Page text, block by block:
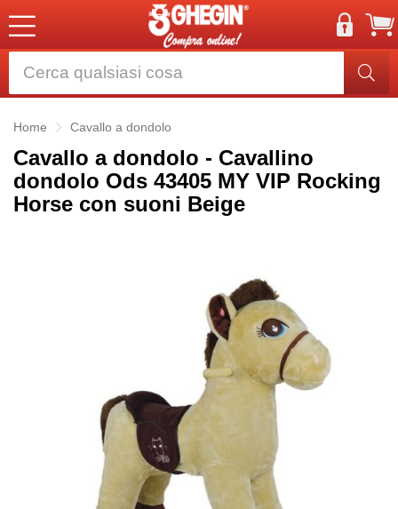
Home Cavallo a dondolo
Cavallo a dondolo - Cavallino
dondolo Ods 43405 MY VIP Rocking
Horse con suoni Beige